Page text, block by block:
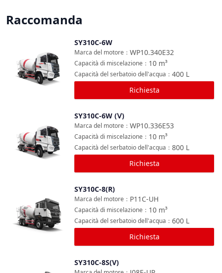
Raccomanda
SY310C-6W
WP10.340E32
Marca del motore ：
10 m³
Capacità di miscelazione ：
400 L
Capacità del serbatoio dell'acqua ：
Richiesta
SY310C-6W (Ⅴ)
WP10.336E53
Marca del motore ：
10 m³
Capacità di miscelazione ：
800 L
Capacità del serbatoio dell'acqua ：
Richiesta
SY310C-8(R)
P11C-UH
Marca del motore ：
10 m³
Capacità di miscelazione ：
600 L
Capacità del serbatoio dell'acqua ：
Richiesta
SY310C-8S(V)